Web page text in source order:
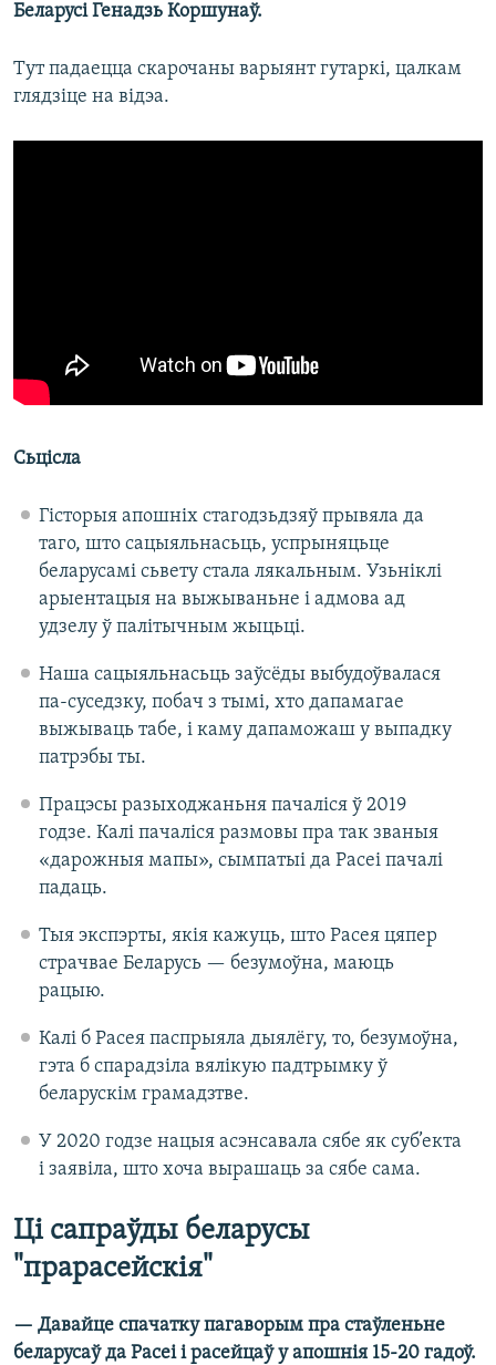
Беларусі Генадзь Коршунаў.
Тут падаецца скарочаны варыянт гутаркі, цалкам
глядзіце на відэа.
Сьцісла
Гісторыя апошніх стагодзьдзяў прывяла да
таго, што сацыяльнасьць, успрыняцьце
беларусамі сьвету стала лякальным. Узьніклі
арыентацыя на выжываньне і адмова ад
удзелу ў палітычным жыцьці.
Наша сацыяльнасьць заўсёды выбудоўвалася
па-суседзку, побач з тымі, хто дапамагае
выжываць табе, і каму дапаможаш у выпадку
патрэбы ты.
Працэсы разыходжаньня пачаліся ў 2019
годзе. Калі пачаліся размовы пра так званыя
«дарожныя мапы», сымпатыі да Расеі пачалі
падаць.
Тыя экспэрты, якія кажуць, што Расея цяпер
страчвае Беларусь — безумоўна, маюць
рацыю.
Калі б Расея паспрыяла дыялёгу, то, безумоўна,
гэта б спарадзіла вялікую падтрымку ў
беларускім грамадзтве.
У 2020 годзе нацыя асэнсавала сябе як суб’екта
і заявіла, што хоча вырашаць за сябе сама.
Ці сапраўды беларусы
"прарасейскія"
— Давайце спачатку пагаворым пра стаўленьне
беларусаў да Расеі і расейцаў у апошнія 15-20 гадоў.